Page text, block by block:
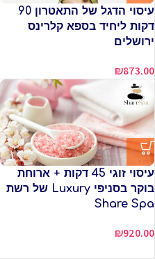
עיסוי הדגל של התאטרון 90
דקות ליחיד בספא קלרינס
ירושלים
₪873.00
עיסוי זוגי 45 דקות + ארוחת
בוקר בסניפי Luxury של רשת
Share Spa
₪920.00